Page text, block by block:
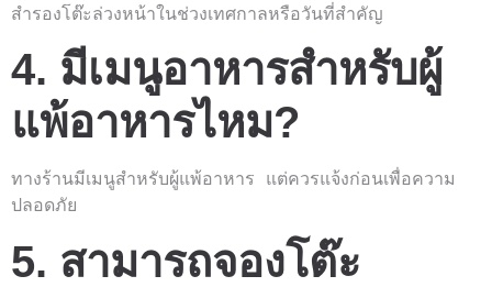
สำรองโต๊ะล่วงหน้าในช่วงเทศกาลหรือวันที่สำคัญ
4. มีเมนูอาหารสำหรับผู้
แพ้อาหารไหม?
ทางร้านมีเมนูสำหรับผู้แพ้อาหาร แต่ควรแจ้งก่อนเพื่อความ
ปลอดภัย
5. สามารถจองโต๊ะ